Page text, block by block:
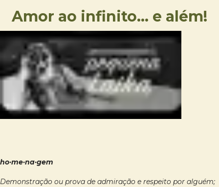
Amor ao infinito... e além!
ho·me·na·gem
Demonstração ou prova de admiração e respeito por alguém;